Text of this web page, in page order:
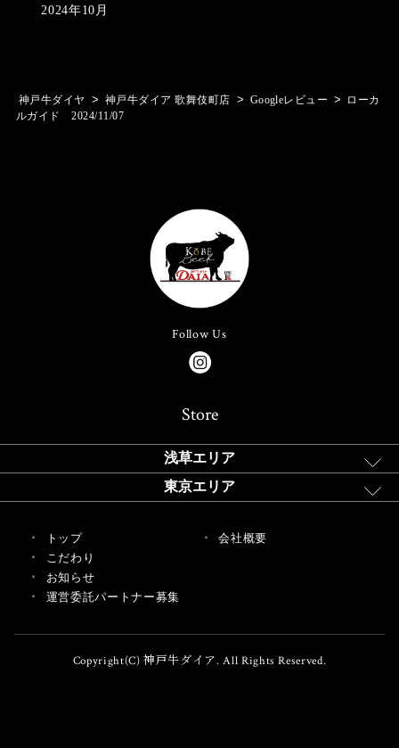
2024年10月
神戸牛ダイヤ > 神戸牛ダイア 歌舞伎町店 > Googleレビュー >
ローカ
ルガイド 2024/11/07
Follow Us
Store
浅草エリア
東京エリア
トップ
こだわり
お知らせ
運営委託パートナー募集
会社概要
Copyright(C) 神戸牛ダイア. All Rights Reserved.